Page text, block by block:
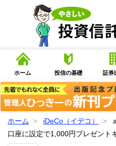
ホーム 投信の基礎 証券
ホーム iDeCo（イデコ）
口座に設定で1,000円プレゼント